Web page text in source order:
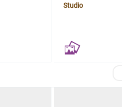
Studio